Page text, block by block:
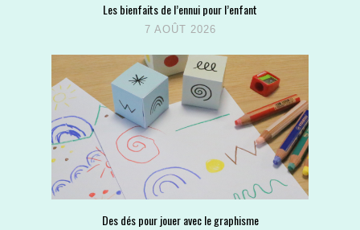
Les bienfaits de l’ennui pour l’enfant
7 AOÛT 2026
Des dés pour jouer avec le graphisme